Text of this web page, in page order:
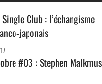
Club : l’échangisme
japonais
#03 : Stephen Malkmus